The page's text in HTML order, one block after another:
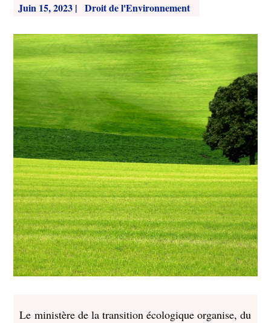
Juin 15, 2023 | Droit de l'Environnement
Le ministère de la transition écologique organise, du